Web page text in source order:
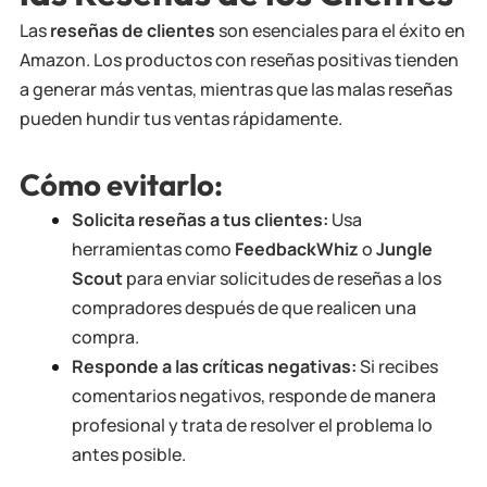
Lasreseñas de clientes son esenciales para el éxito en
Amazon. Los productos con reseñas positivas tienden
a generar más ventas, mientras que las malas reseñas
pueden hundir tus ventas rápidamente.
Cómo evitarlo:
Solicita reseñas a tus clientes: Usa
herramientas como FeedbackWhizoJungle
Scoutpara enviar solicitudes de reseñas a los
compradores después de que realicen una
compra.
Responde a las críticas negativas:Si recibes
comentarios negativos, responde de manera
profesional y trata de resolver el problema lo
antes posible.